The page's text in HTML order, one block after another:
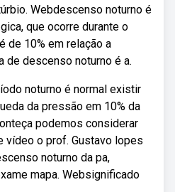
Webdescenso noturno é
que ocorre durante o
de 10% em relação a
de descenso noturno é a.
noturno é normal existir
da pressão em 10% da
podemos considerar
vídeo o prof. Gustavo lopes
noturno da pa,
mapa. Websignificado